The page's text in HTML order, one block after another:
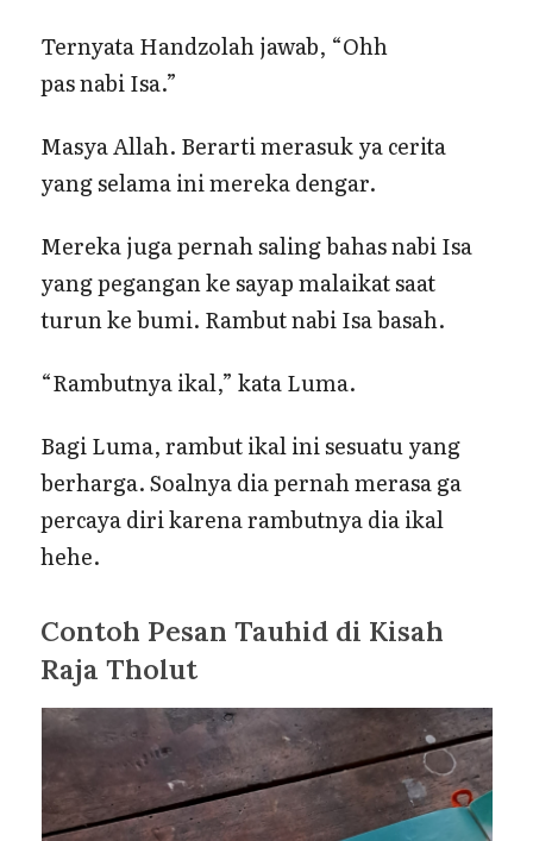
Ternyata Handzolah jawab, “Ohh
pas nabi Isa.”
Masya Allah. Berarti merasuk ya cerita
yang selama ini mereka dengar.
Mereka juga pernah saling bahas nabi Isa
yang pegangan ke sayap malaikat saat
turun ke bumi. Rambut nabi Isa basah.
“Rambutnya ikal,” kata Luma.
Bagi Luma, rambut ikal ini sesuatu yang
berharga. Soalnya dia pernah merasa ga
percaya diri karena rambutnya dia ikal
hehe.
Contoh Pesan Tauhid di Kisah
Raja Tholut